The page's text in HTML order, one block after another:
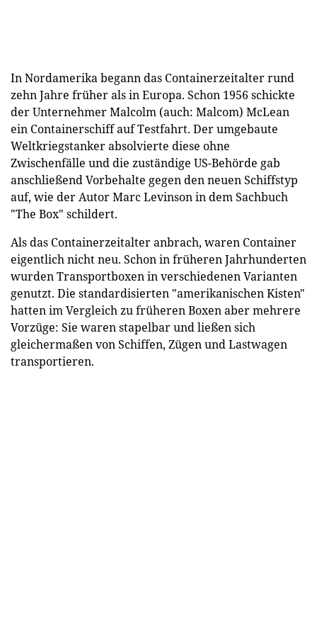
In Nordamerika begann das Containerzeitalter rund
zehn Jahre früher als in Europa. Schon 1956 schickte
der Unternehmer Malcolm (auch: Malcom) McLean
ein Containerschiff auf Testfahrt. Der umgebaute
Weltkriegstanker absolvierte diese ohne
Zwischenfälle und die zuständige US-Behörde gab
anschließend Vorbehalte gegen den neuen Schiffstyp
auf, wie der Autor Marc Levinson in dem Sachbuch
"The Box" schildert.
Als das Containerzeitalter anbrach, waren Container
eigentlich nicht neu. Schon in früheren Jahrhunderten
wurden Transportboxen in verschiedenen Varianten
genutzt. Die standardisierten "amerikanischen Kisten"
hatten im Vergleich zu früheren Boxen aber mehrere
Vorzüge: Sie waren stapelbar und ließen sich
gleichermaßen von Schiffen, Zügen und Lastwagen
transportieren.